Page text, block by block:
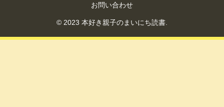
お問い合わせ
© 2023 本好き親子のまいにち読書.